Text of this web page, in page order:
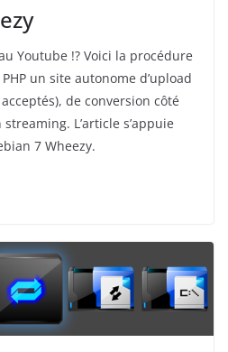
Youtube !? Voici la procédure
un site autonome d’upload
de conversion côté
L’article s’appuie
7 Wheezy.